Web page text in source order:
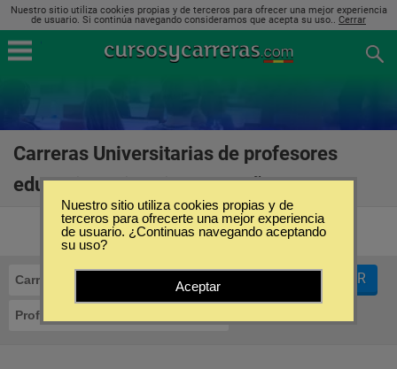
Nuestro sitio utiliza cookies propias y de terceros para ofrecer una mejor experiencia
de usuario. Si continúa navegando consideramos que acepta su uso.. Cerrar
Carreras Universitarias de profesores
educación primaria en España
Carreras Universitarias
Profesores Educación Primaria
FILTRAR
Nuestro sitio utiliza cookies propias y de
terceros para ofrecerte una mejor experiencia
de usuario. ¿Continuas navegando aceptando
su uso?
Aceptar